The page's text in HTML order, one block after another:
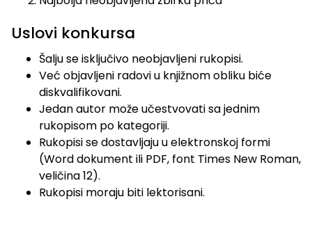
Uslovi konkursa
Šalju se isključivo neobjavljeni rukopisi.
Već objavljeni radovi u knjižnom obliku biće
diskvalifikovani.
Jedan autor može učestvovati sa jednim
rukopisom po kategoriji.
Rukopisi se dostavljaju u elektronskoj formi
(Word dokument ili PDF, font Times New Roman,
veličina 12).
Rukopisi moraju biti lektorisani.